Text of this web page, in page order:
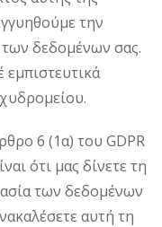
την
δεδομένων σας.
εμπιστευτικά
6 (1α) του GDPR
ότι μας δίνετε τη
των δεδομένων
αυτή τη